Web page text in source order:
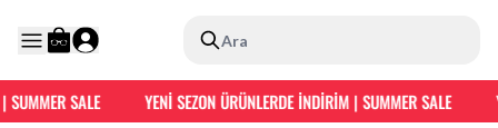
Ara
SALE YENİ SEZON ÜRÜNLERDE İNDİRİM | SUMMER SALE